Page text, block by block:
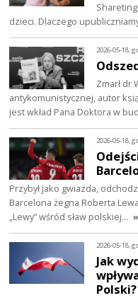
dzieci. Dlaczego
2026-05-18,
Zmarł dr
antykomunistycznej, autor
jest wkład Pana Doktora w
2026-05-18,
Przybył jako gwiazda,
Barcelona żegna Roberta
„Lewy” wśród sław polskiej…
2026-05-18,
Jak
Polski?